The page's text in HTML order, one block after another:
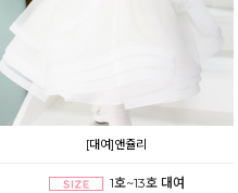
[대여]앤쥴리
1호~13호 대여